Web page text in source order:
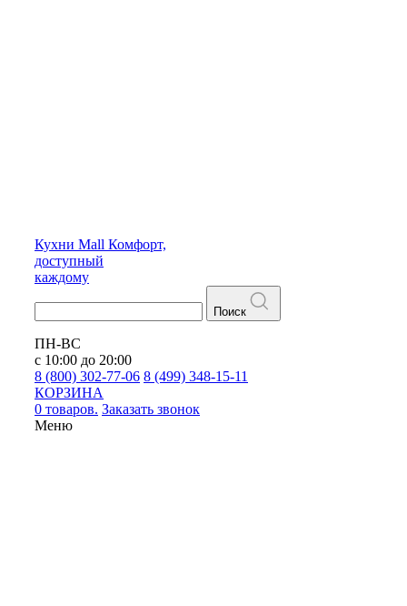
Кухни Mall Комфорт,
доступный
каждому
Поиск
ПН-ВС
с 10:00 до 20:00
8 (800) 302-77-06 8 (499) 348-15-11
КОРЗИНА
0 товаров. Заказать звонок
Меню